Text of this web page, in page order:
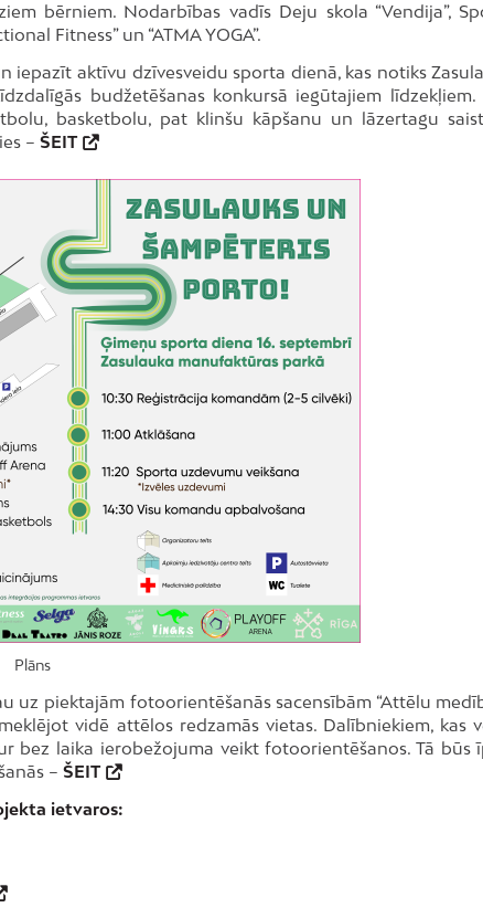
bērniem. Nodarbības vadīs Deju skola “Vendija”,
Fitness” un “ATMA YOGA”.
aktīvu dzīvesveidu sporta dienā, kas notiks
budžetēšanas konkursā iegūtajiem līdzekļiem.
basketbolu, pat klinšu kāpšanu un lāzertagu
– ŠEIT
Plāns
uz piektajām fotoorientēšanās sacensībām “Attēlu
vidē attēlos redzamās vietas. Dalībniekiem, kas
bez laika ierobežojuma veikt fotoorientēšanos. Tā būs
– ŠEIT
ietvaros: